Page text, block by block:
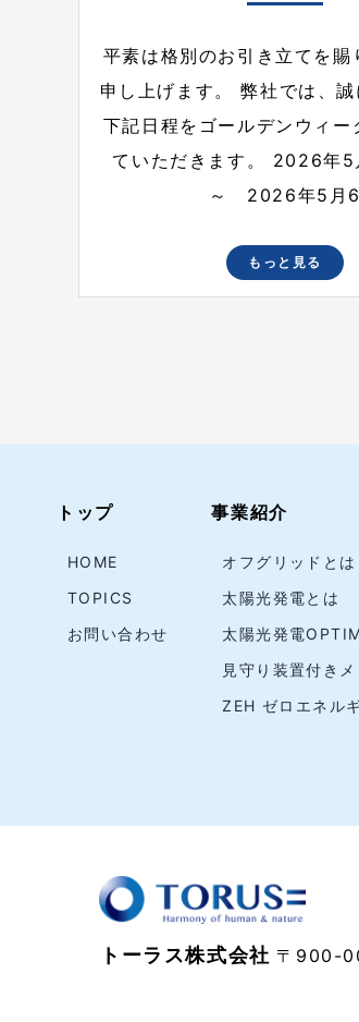
平素は格別のお引き立てを賜
申し上げます。 弊社では、
下記日程をゴールデンウィー
ていただきます。 2026年
～ 2026年5月6
もっと見る
トップ
HOME
TOPICS
お問い合わせ
事業紹介
オフグリッドとは
太陽光発電とは
太陽光発電
見守り装置付き
ZEH ゼロエネル
トーラス株式会社 〒900-